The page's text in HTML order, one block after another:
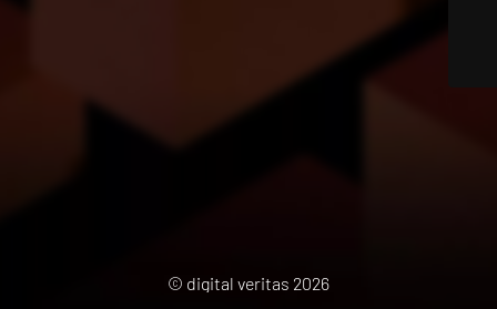
© digital veritas 2026